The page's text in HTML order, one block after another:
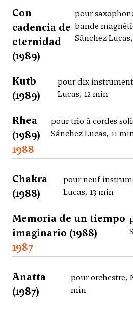
Con
cadencia de
eternidad
(1989)
pour
bande
Sánchez
Kutb
(1989)
pour dix
Lucas, 12 min
Rhea
(1989)
pour trio à cordes
Sánchez Lucas, 11
1988
Chakra
(1988)
pour neuf
Lucas, 13 min
Memoria de un tiempo
imaginario (1988)
1987
Anatta
(1987)
pour orchestre,
min